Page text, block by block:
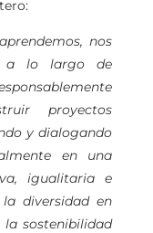
nos
a lo largo de
proyectos
y dialogando
en una
igualitaria e
diversidad en
la sostenibilidad